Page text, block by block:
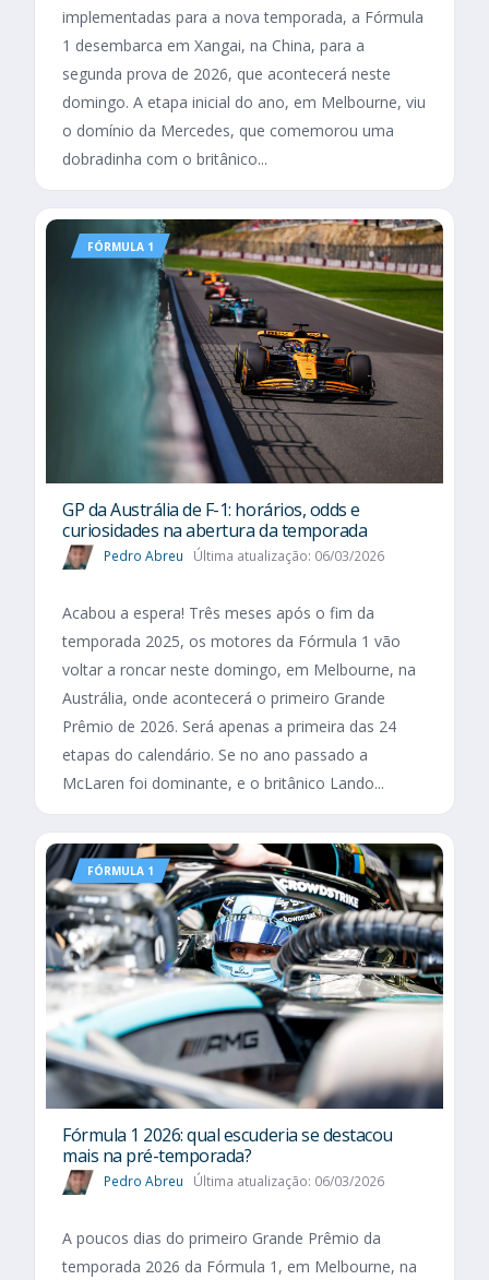
implementadas para a nova temporada, a Fórmula
1 desembarca em Xangai, na China, para a
segunda prova de 2026, que acontecerá neste
domingo. A etapa inicial do ano, em Melbourne, viu
o domínio da Mercedes, que comemorou uma
dobradinha com o britânico...
FÓRMULA 1
GP da Austrália de F-1: horários, odds e
curiosidades na abertura da temporada
Pedro Abreu Última atualização: 06/03/2026
Acabou a espera! Três meses após o fim da
temporada 2025, os motores da Fórmula 1 vão
voltar a roncar neste domingo, em Melbourne, na
Austrália, onde acontecerá o primeiro Grande
Prêmio de 2026. Será apenas a primeira das 24
etapas do calendário. Se no ano passado a
McLaren foi dominante, e o britânico Lando...
FÓRMULA 1
Fórmula 1 2026: qual escuderia se destacou
mais na pré-temporada?
Pedro Abreu Última atualização: 06/03/2026
A poucos dias do primeiro Grande Prêmio da
temporada 2026 da Fórmula 1, em Melbourne, na